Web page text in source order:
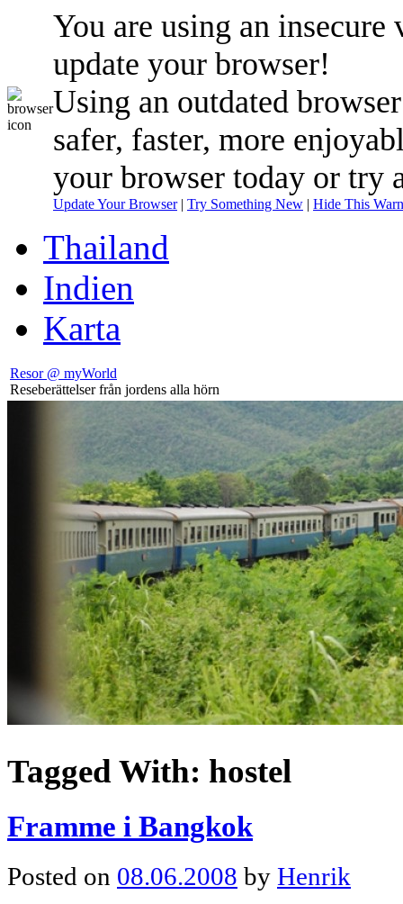
You are using an
update your browser!
Using an outdated
safer, faster, more
your browser today or try
Update Your Browser| Try Something New | Hide This
Thailand
Indien
Karta
Resor @ myWorld
Reseberättelser från jordens alla hörn
Tagged With: hostel
Framme i Bangkok
Posted on 08.06.2008 by Henrik